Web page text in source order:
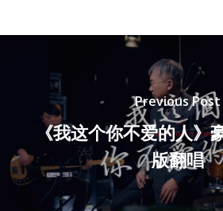
Previous Post
《我这个你不爱的人》
版翻唱